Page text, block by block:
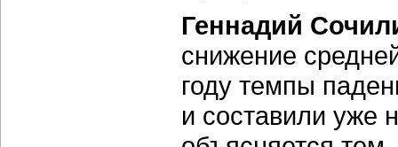
Геннадий
снижение
году темпы
и составили уже